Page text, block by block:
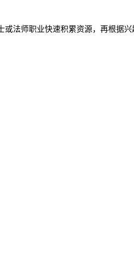
法师职业快速积累资源，再根据